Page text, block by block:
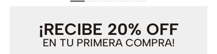
¡RECIBE 20% OFF
EN TU PRIMERA COMPRA!